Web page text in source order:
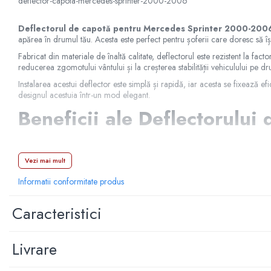
Manson schimbator
Masute de bord
Schimbatoare
Scrumiera
Ventilator
Volane sport
Accesorii remorca
Cupla remorca
Gabarite
Stop remorca bec
Capace janta aliaj
Deflectorul de capotă pentru Mercedes Sprinter 2000-
apărea în drumul tău. Acesta este perfect pentru șoferii care doresc
Fabricat din materiale de înaltă calitate, deflectorul este rezistent la
reducerea zgomotului vântului și la creșterea stabilității vehiculului pe
Instalarea acestui deflector este simplă și rapidă, iar acesta se fixează
designul acestuia într-un mod elegant.
Beneficii ale Deflectorului
Protecție avansată
Design aerodinamic
Materiale durabilerezistente la razele UV și condițiile
Aspect îmbunătățit
Material: ABS
COD
Vezi mai mult
Informatii conformitate produs
Caracteristici
Livrare